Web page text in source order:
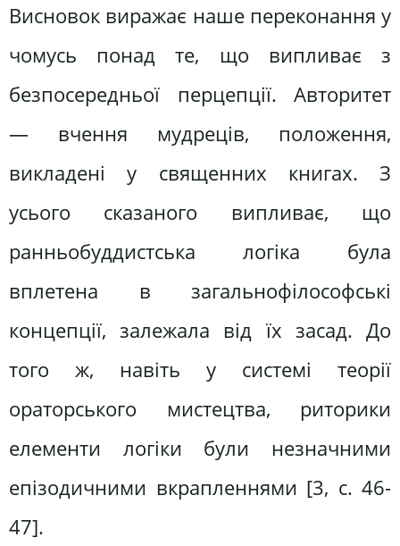
Висновок виражає наше переконання у
чомусь понад те, що випливає з
безпосередньої перцепції. Авторитет
— вчення мудреців, положення,
викладені у священних книгах. З
усього сказаного випливає, що
ранньобуддистська логіка була
вплетена в загальнофілософські
концепції, залежала від їх засад. До
того ж, навіть у системі теорії
ораторського мистецтва, риторики
елементи логіки були незначними
епізодичними вкрапленнями [3, c. 46-
47].